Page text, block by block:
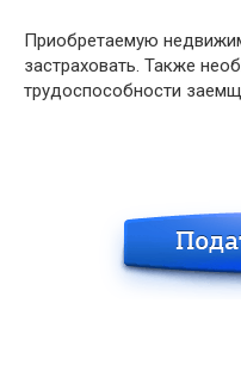
Приобретаемую
застраховать. Также
трудоспособности